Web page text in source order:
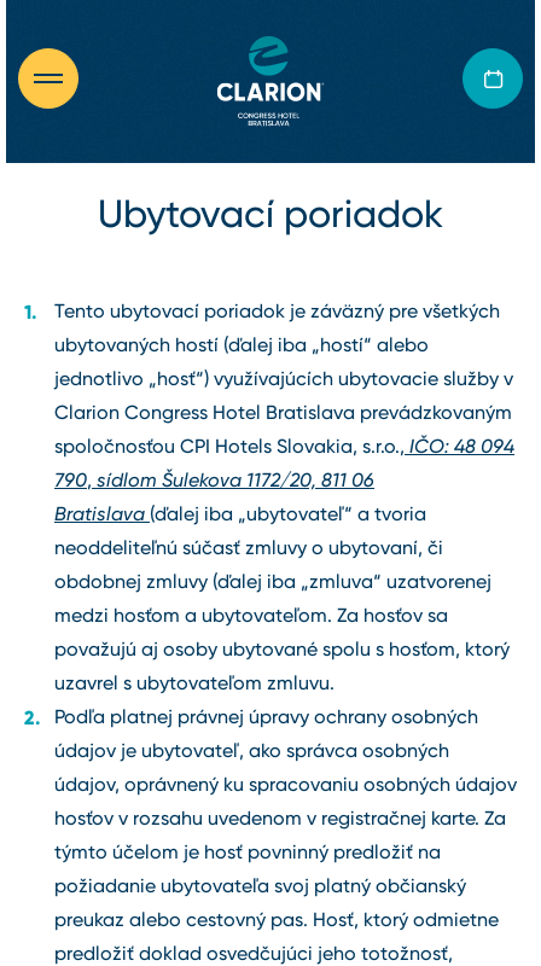
Ubytovací poriadok
Tento ubytovací poriadok je záväzný pre všetkých
ubytovaných hostí (ďalej iba „hostí“ alebo
jednotlivo „hosť“) využívajúcích ubytovacie služby v
Clarion Congress Hotel Bratislava prevádzkovaným
spoločnosťou CPI Hotels Slovakia, s.r.o., IČO: 48 094
790, sídlom Šulekova 1172/20, 811 06
Bratislava (ďalej iba „ubytovateľ“ a tvoria
neoddeliteľnú súčasť zmluvy o ubytovaní, či
obdobnej zmluvy (ďalej iba „zmluva“ uzatvorenej
medzi hosťom a ubytovateľom. Za hosťov sa
považujú aj osoby ubytované spolu s hosťom, ktorý
uzavrel s ubytovateľom zmluvu.
Podľa platnej právnej úpravy ochrany osobných
údajov je ubytovateľ, ako správca osobných
údajov, oprávnený ku spracovaniu osobných údajov
hosťov v rozsahu uvedenom v registračnej karte. Za
týmto účelom je hosť povninný predložiť na
požiadanie ubytovateľa svoj platný občianský
preukaz alebo cestovný pas. Hosť, ktorý odmietne
predložiť doklad osvedčujúci jeho totožnosť,